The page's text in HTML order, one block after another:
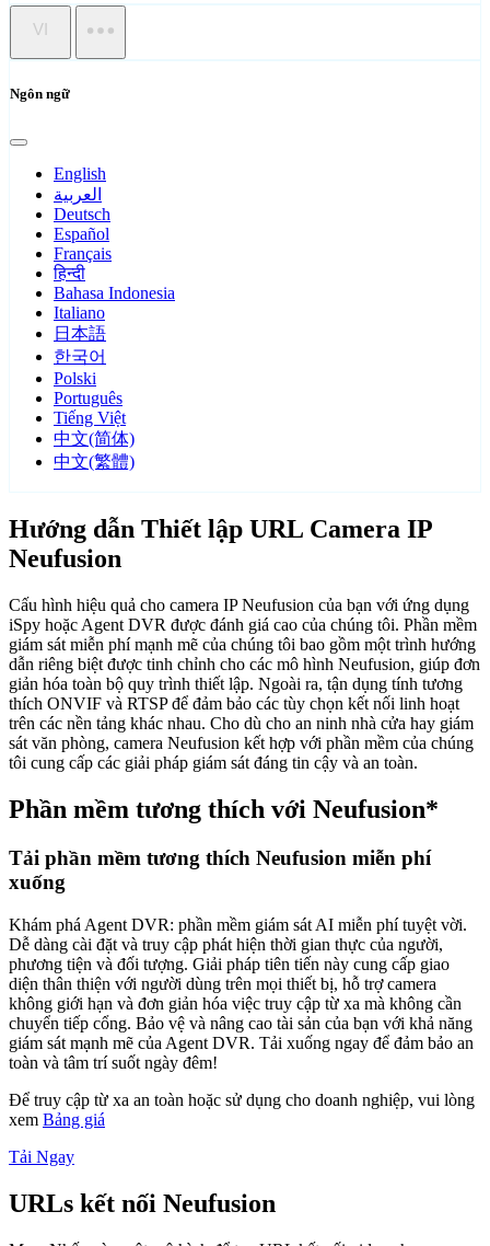
VI
Ngôn ngữ
English
العربية
Deutsch
Español
Français
हिन्दी
Bahasa Indonesia
Italiano
日本語
한국어
Polski
Português
Tiếng Việt
中文(简体)
中文(繁體)
Hướng dẫn Thiết lập URL Camera IP
Neufusion
Cấu hình hiệu quả cho camera IP Neufusion của bạn với ứng dụng
iSpy hoặc Agent DVR được đánh giá cao của chúng tôi. Phần mềm
giám sát miễn phí mạnh mẽ của chúng tôi bao gồm một trình hướng
dẫn riêng biệt được tinh chỉnh cho các mô hình Neufusion, giúp đơn
giản hóa toàn bộ quy trình thiết lập. Ngoài ra, tận dụng tính tương
thích ONVIF và RTSP để đảm bảo các tùy chọn kết nối linh hoạt
trên các nền tảng khác nhau. Cho dù cho an ninh nhà cửa hay giám
sát văn phòng, camera Neufusion kết hợp với phần mềm của chúng
tôi cung cấp các giải pháp giám sát đáng tin cậy và an toàn.
Phần mềm tương thích với Neufusion*
Tải phần mềm tương thích Neufusion miễn phí
xuống
Khám phá Agent DVR: phần mềm giám sát AI miễn phí tuyệt vời.
Dễ dàng cài đặt và truy cập phát hiện thời gian thực của người,
phương tiện và đối tượng. Giải pháp tiên tiến này cung cấp giao
diện thân thiện với người dùng trên mọi thiết bị, hỗ trợ camera
không giới hạn và đơn giản hóa việc truy cập từ xa mà không cần
chuyển tiếp cổng. Bảo vệ và nâng cao tài sản của bạn với khả năng
giám sát mạnh mẽ của Agent DVR. Tải xuống ngay để đảm bảo an
toàn và tâm trí suốt ngày đêm!
Để truy cập từ xa an toàn hoặc sử dụng cho doanh nghiệp, vui lòng
xem Bảng giá
Tải Ngay
URLs kết nối Neufusion